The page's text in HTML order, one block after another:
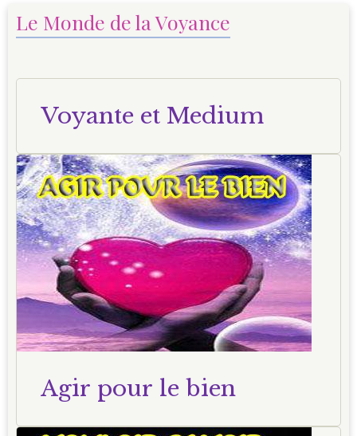
Le Monde de la Voyance
Voyante et Medium
Agir pour le bien